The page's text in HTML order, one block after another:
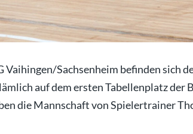
Vaihingen/Sachsenheim befinden sich
auf dem ersten Tabellenplatz der
die Mannschaft von Spielertrainer